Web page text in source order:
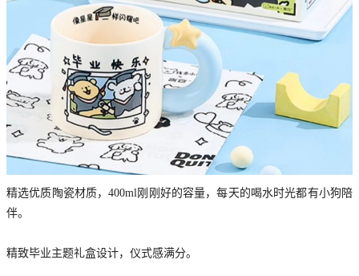
精选优质陶瓷材质，400ml刚刚好的容量，每天的喝水时光都有小狗陪
伴。
精致毕业主题礼盒设计，仪式感满分。